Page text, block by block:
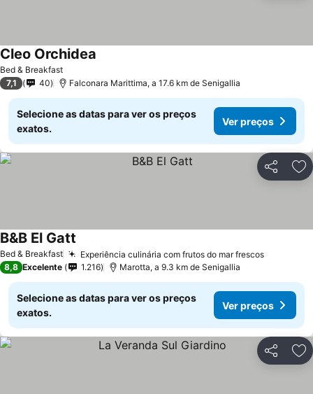
Bed & Breakfast
Cleo Orchidea
7,1 40 Falconara Marittima, a 17.6 km de Senigallia
Selecione as datas para ver os preços
exatos.
Ver preços
Partilhar
Bed & Breakfast Experiência culinária com frutos do mar frescos
B&B El Gatt
8,8 Excelente 1.216 Marotta, a 9.3 km de Senigallia
Selecione as datas para ver os preços
exatos.
Ver preços
Partilhar